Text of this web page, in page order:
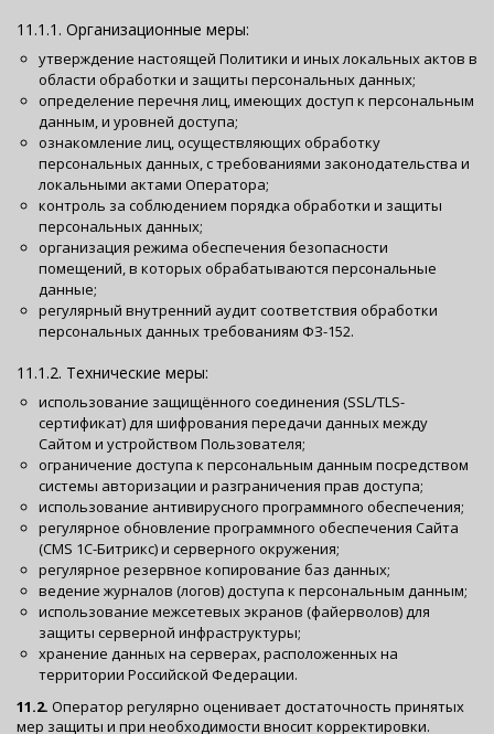
11.1.1. Организационные меры:
утверждение настоящей Политики и иных локальных актов в
области обработки и защиты персональных данных;
определение перечня лиц, имеющих доступ к персональным
данным, и уровней доступа;
ознакомление лиц, осуществляющих обработку
персональных данных, с требованиями законодательства и
локальными актами Оператора;
контроль за соблюдением порядка обработки и защиты
персональных данных;
организация режима обеспечения безопасности
помещений, в которых обрабатываются персональные
данные;
регулярный внутренний аудит соответствия обработки
персональных данных требованиям ФЗ-152.
11.1.2. Технические меры:
использование защищённого соединения (SSL/TLS-
сертификат) для шифрования передачи данных между
Сайтом и устройством Пользователя;
ограничение доступа к персональным данным посредством
системы авторизации и разграничения прав доступа;
использование антивирусного программного обеспечения;
регулярное обновление программного обеспечения Сайта
(CMS 1С-Битрикс) и серверного окружения;
регулярное резервное копирование баз данных;
ведение журналов (логов) доступа к персональным данным;
использование межсетевых экранов (файерволов) для
защиты серверной инфраструктуры;
хранение данных на серверах, расположенных на
территории Российской Федерации.
11.2. Оператор регулярно оценивает достаточность принятых
мер защиты и при необходимости вносит корректировки.